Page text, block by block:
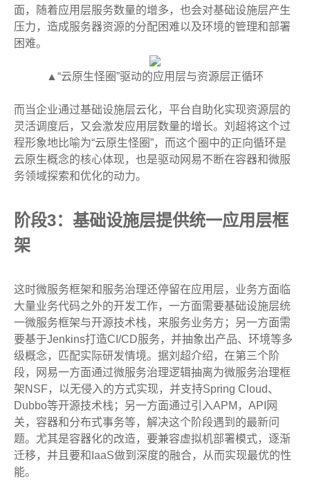
面，随着应用层服务数量的增多，也会对基础设施层产生
压力，造成服务器资源的分配困难以及环境的管理和部署
困难。
▲“云原生怪圈”驱动的应用层与资源层正循环
而当企业通过基础设施层云化，平台自助化实现资源层的
灵活调度后，又会激发应用层数量的增长。刘超将这个过
程形象地比喻为“云原生怪圈”，而这个圈中的正向循环是
云原生概念的核心体现，也是驱动网易不断在容器和微服
务领域探索和优化的动力。
阶段3：基础设施层提供统一应用层框
架
这时微服务框架和服务治理还停留在应用层，业务方面临
大量业务代码之外的开发工作，一方面需要基础设施层统
一微服务框架与开源技术栈，来服务业务方；另一方面需
要基于Jenkins打造CI/CD服务，并抽象出产品、环境等多
级概念，匹配实际研发情境。据刘超介绍，在第三个阶
段，网易一方面通过微服务治理逻辑抽离为微服务治理框
架NSF，以无侵入的方式实现，并支持Spring Cloud、
Dubbo等开源技术栈；另一方面通过引入APM，API网
关，容器和分布式事务等，解决这个阶段遇到的最新问
题。尤其是容器化的改造，要兼容虚拟机部署模式，逐渐
迁移，并且要和IaaS做到深度的融合，从而实现最优的性
能。